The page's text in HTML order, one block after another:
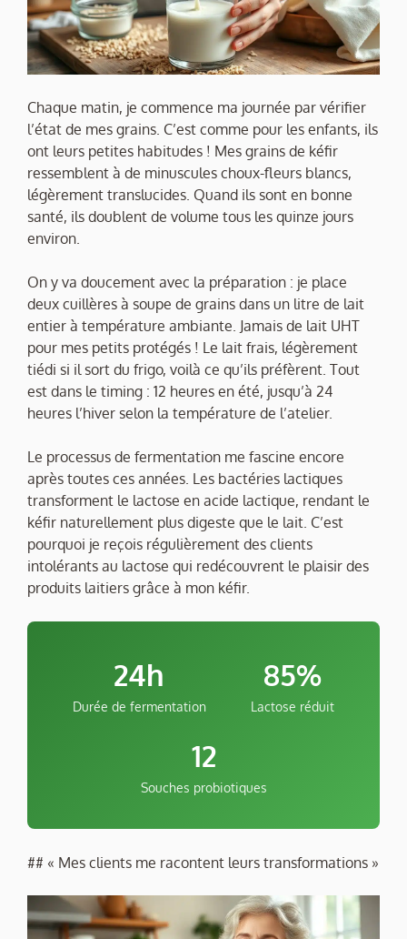
Chaque matin, je commence ma journée par vérifier
l’état de mes grains. C’est comme pour les enfants, ils
ont leurs petites habitudes ! Mes grains de kéfir
ressemblent à de minuscules choux-fleurs blancs,
légèrement translucides. Quand ils sont en bonne
santé, ils doublent de volume tous les quinze jours
environ.
On y va doucement avec la préparation : je place
deux cuillères à soupe de grains dans un litre de lait
entier à température ambiante. Jamais de lait UHT
pour mes petits protégés ! Le lait frais, légèrement
tiédi si il sort du frigo, voilà ce qu’ils préfèrent. Tout
est dans le timing : 12 heures en été, jusqu’à 24
heures l’hiver selon la température de l’atelier.
Le processus de fermentation me fascine encore
après toutes ces années. Les bactéries lactiques
transforment le lactose en acide lactique, rendant le
kéfir naturellement plus digeste que le lait. C’est
pourquoi je reçois régulièrement des clients
intolérants au lactose qui redécouvrent le plaisir des
produits laitiers grâce à mon kéfir.
24h
Durée de fermentation
85%
Lactose réduit
12
Souches probiotiques
## « Mes clients me racontent leurs transformations »